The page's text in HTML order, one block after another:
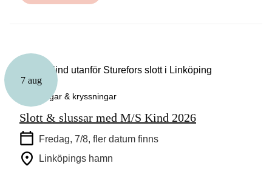
7 aug
Guidningar & kryssningar
Slott & slussar med M/S Kind 2026
Fredag, 7/8, fler datum finns
Linköpings hamn